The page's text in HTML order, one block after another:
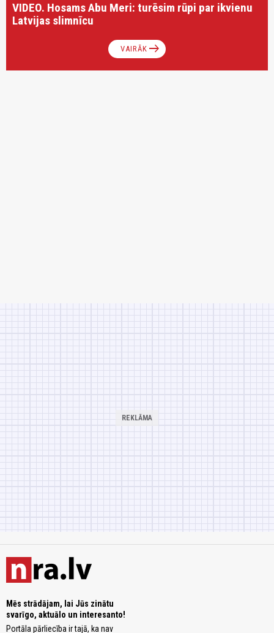
VIDEO. Hosams Abu Meri: turēsim rūpi par ikvienu
Latvijas slimnīcu
VAIRĀK arrow_right_alt
Mēs strādājam, lai Jūs zinātu
svarīgo, aktuālo un interesanto!
Portāla pārliecība ir tajā, ka nav